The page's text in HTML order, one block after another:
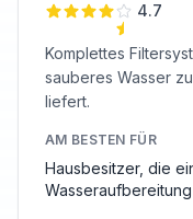
4.7
Komplettes
sauberes Wasser
liefert.
AM BESTEN FÜR
Hausbesitzer, die